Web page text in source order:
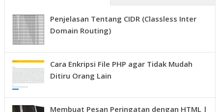
Penjelasan Tentang CIDR (Classless Inter
Domain Routing)
Cara Enkripsi File PHP agar Tidak Mudah
Ditiru Orang Lain
Membuat Pesan Peringatan dengan HTML |